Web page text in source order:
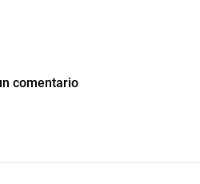
comentario